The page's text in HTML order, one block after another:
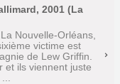
2001 (La
Nouvelle-Orléans,
victime est
de Lew Griffin.
et ils viennent juste